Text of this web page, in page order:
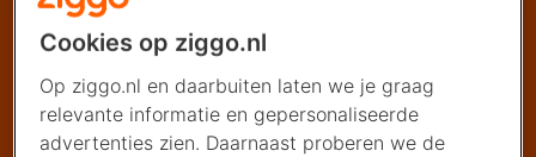
Cookies op ziggo.nl
Op ziggo.nl en daarbuiten laten we je graag
relevante informatie en gepersonaliseerde
advertenties zien. Daarnaast proberen we de